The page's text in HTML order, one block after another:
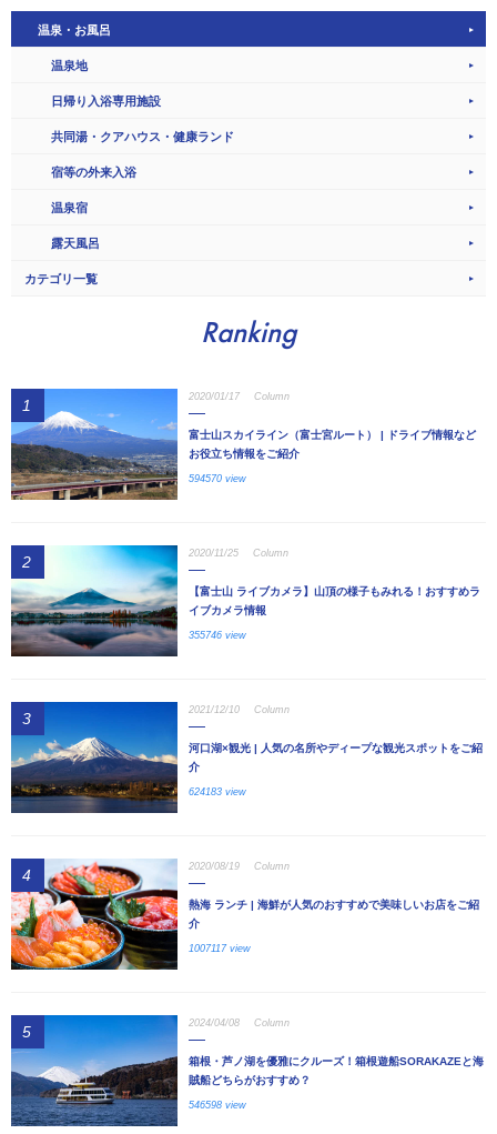
温泉・お風呂
温泉地
日帰り入浴専用施設
共同湯・クアハウス・健康ランド
宿等の外来入浴
温泉宿
露天風呂
カテゴリ一覧
Ranking
1 2020/01/17 Column
富士山スカイライン（富士宮ルート） | ドライブ情報など
お役立ち情報をご紹介
594570 view
2 2020/11/25 Column
【富士山 ライブカメラ】山頂の様子もみれる！おすすめラ
イブカメラ情報
355746 view
3 2021/12/10 Column
河口湖×観光 | 人気の名所やディープな観光スポットをご紹
介
624183 view
4 2020/08/19 Column
熱海 ランチ | 海鮮が人気のおすすめで美味しいお店をご紹
介
1007117 view
5 2024/04/08 Column
箱根・芦ノ湖を優雅にクルーズ！箱根遊船SORAKAZEと海
賊船どちらがおすすめ？
546598 view